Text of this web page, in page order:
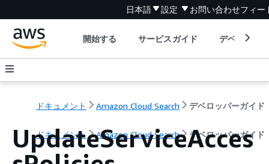
日本語 設定 お問い合わせフィー
開始する サービスガイド デベロッパ
ドキュメント Amazon Cloud Search デベロッパーガイド
ドキュメント Amazon Cloud Search デベロッパーガイド
UpdateServiceAcces